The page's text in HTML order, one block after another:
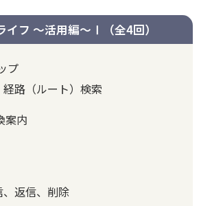
イフ ～活用編～Ⅰ （全4回）
プ
路（ルート）検索
案内
、返信、削除